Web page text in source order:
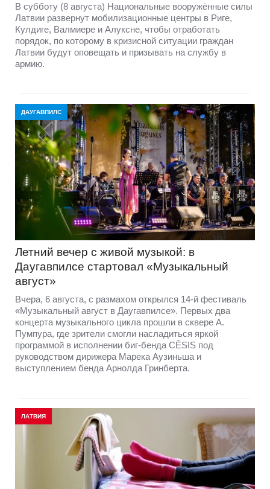
В субботу (8 августа) Национальные вооружённые силы
Латвии развернут мобилизационные центры в Риге,
Кулдиге, Валмиере и Алуксне, чтобы отработать
порядок, по которому в кризисной ситуации граждан
Латвии будут оповещать и призывать на службу в
армию.
ДАУГАВПИЛС
Летний вечер с живой музыкой: в
Даугавпилсе стартовал «Музыкальный
август»
Вчера, 6 августа, с размахом открылся 14-й фестиваль
«Музыкальный август в Даугавпилсе». Первых два
концерта музыкального цикла прошли в сквере А.
Пумпура, где зрители смогли насладиться яркой
программой в исполнении биг-бенда CĒSIS под
руководством дирижера Марека Аузиньша и
выступлением бенда Арнолда Гринберта.
ЛАТВИЯ